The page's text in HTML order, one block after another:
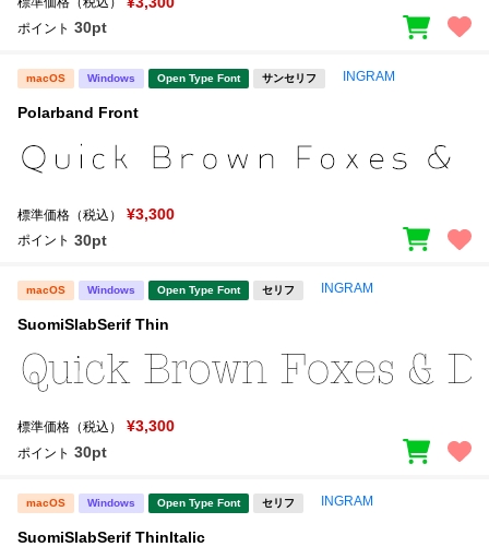
リセット
ポイント 30pt
macOS Windows Open Type Font サンセリフ INGRAM
Polarband Front
標準価格（税込） ¥3,300
ポイント 30pt
macOS Windows Open Type Font セリフ INGRAM
SuomiSlabSerif Thin
標準価格（税込） ¥3,300
ポイント 30pt
macOS Windows Open Type Font セリフ INGRAM
SuomiSlabSerif ThinItalic